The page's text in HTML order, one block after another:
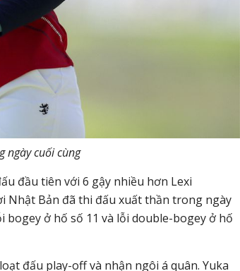
ngày cuối cùng
đầu tiên với 6 gậy nhiều hơn Lexi
Nhật Bản đã thi đấu xuất thần trong ngày
bogey ở hố số 11 và lỗi double-bogey ở hố
đấu play-off và nhận ngôi á quân. Yuka